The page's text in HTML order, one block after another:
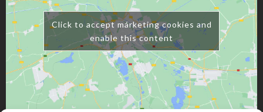
Click to accept márketing cookies and
enable this content